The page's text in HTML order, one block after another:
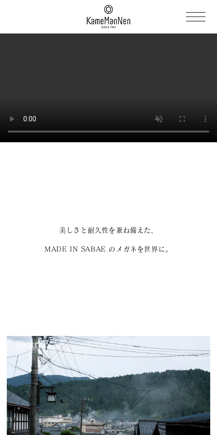
美しさと耐久性を兼ね備えた、
MADE IN SABAE のメガネを世界に。
ABOUT